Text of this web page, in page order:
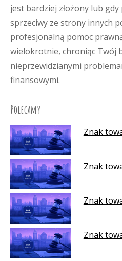
jest bardziej złożony lub
sprzeciwy ze strony innych
profesjonalną pomoc
wielokrotnie, chroniąc Twój
nieprzewidzianymi
finansowymi.
Polecamy
Znak
Znak
Znak
Znak